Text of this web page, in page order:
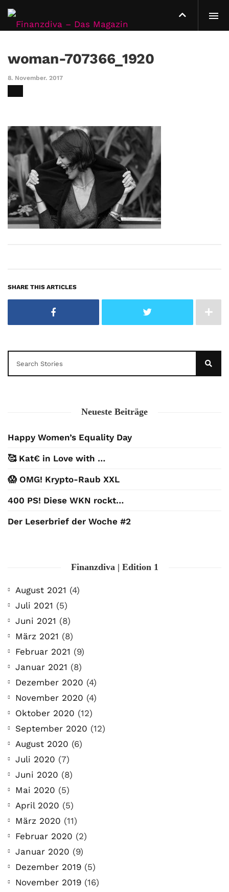
woman-707366_1920
8. November. 2017
SHARE THIS ARTICLES
Neueste Beiträge
Happy Women’s Equality Day
🥰 Kat€ in Love with …
😱 OMG! Krypto-Raub XXL
400 PS! Diese WKN rockt…
Der Leserbrief der Woche #2
Finanzdiva | Edition 1
August 2021 (4)
Juli 2021 (5)
Juni 2021 (8)
März 2021 (8)
Februar 2021 (9)
Januar 2021 (8)
Dezember 2020 (4)
November 2020 (4)
Oktober 2020 (12)
September 2020 (12)
August 2020 (6)
Juli 2020 (7)
Juni 2020 (8)
Mai 2020 (5)
April 2020 (5)
März 2020 (11)
Februar 2020 (2)
Januar 2020 (9)
Dezember 2019 (5)
November 2019 (16)